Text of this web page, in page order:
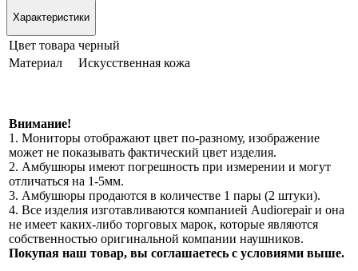
Характеристики
Цвет товара черный
Материал
Искусственная кожа
Внимание!
1. Мониторы отображают цвет по-разному, изображение
может не показывать фактический цвет изделия.
2. Амбушюры имеют погрешность при измерении и могут
отличаться на 1-5мм.
3. Амбушюры продаются в количестве 1 пары (2 штуки).
4. Все изделия изготавливаются компанией Audiorepair и она
не имеет каких-либо торговых марок, которые являются
собственностью оригинальной компании наушников.
Покупая наш товар, вы соглашаетесь с условиями выше.